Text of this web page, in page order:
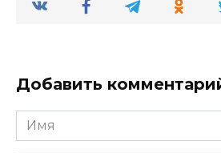
Добавить
Имя
*